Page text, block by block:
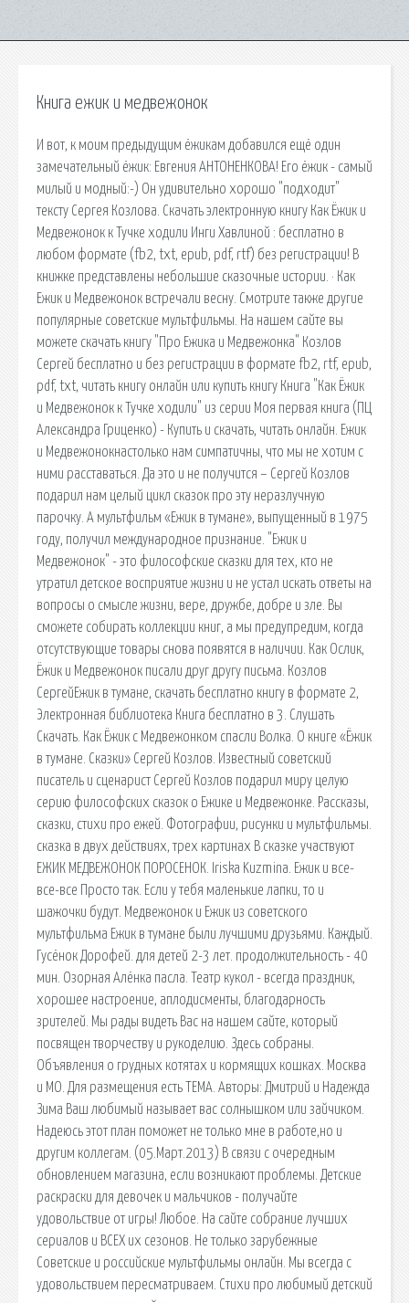
Книга ежик и медвежонок
И вот, к моим предыдущим ёжикам добавился ещё один
замечательный ёжик: Евгения АНТОНЕНКОВА! Его ёжик - самый
милый и модный:-) Он удивительно хорошо "подходит"
тексту Сергея Козлова. Скачать электронную книгу Как Ёжик и
Медвежонок к Тучке ходили Инги Хавлиной : бесплатно в
любом формате (fb2, txt, epub, pdf, rtf) без регистрации! В
книжке представлены небольшие сказочные истории. · Как
Ежик и Медвежонок встречали весну. Смотрите также другие
популярные советские мультфильмы. На нашем сайте вы
можете скачать книгу "Про Ежика и Медвежонка" Козлов
Сергей бесплатно и без регистрации в формате fb2, rtf, epub,
pdf, txt, читать книгу онлайн или купить книгу Книга "Как Ёжик
и Медвежонок к Тучке ходили" из серии Моя первая книга (ПЦ
Александра Гриценко) - Купить и скачать, читать онлайн. Ежик
и Медвежонокнастолько нам симпатичны, что мы не хотим с
ними расставаться. Да это и не получится – Сергей Козлов
подарил нам целый цикл сказок про эту неразлучную
парочку. А мультфильм «Ежик в тумане», выпущенный в 1975
году, получил международное признание. "Ежик и
Медвежонок" - это философские сказки для тех, кто не
утратил детское восприятие жизни и не устал искать ответы на
вопросы о смысле жизни, вере, дружбе, добре и зле. Вы
сможете собирать коллекции книг, а мы предупредим, когда
отсутствующие товары снова появятся в наличии. Как Ослик,
Ёжик и Медвежонок писали друг другу письма. Козлов
СергейЕжик в тумане, скачать бесплатно книгу в формате 2,
Электронная библиотека Книга бесплатно в 3. Слушать
Скачать. Как Ёжик с Медвежонком спасли Волка. О книге «Ёжик
в тумане. Сказки» Сергей Козлов. Известный советский
писатель и сценарист Сергей Козлов подарил миру целую
серию философских сказок о Ежике и Медвежонке. Рассказы,
сказки, стихи про ежей. Фотографии, рисунки и мультфильмы.
сказка в двух действиях, трех картинах В сказке участвуют
ЕЖИК МЕДВЕЖОНОК ПОРОСЕНОК. Iriska Kuzmina. Ежик и все-
все-все Просто так. Если у тебя маленькие лапки, то и
шажочки будут. Медвежонок и Ежик из советского
мультфильма Ежик в тумане были лучшими друзьями. Каждый.
Гусёнок Дорофей. для детей 2-3 лет. продолжительность - 40
мин. Озорная Алёнка пасла. Театр кукол - всегда праздник,
хорошее настроение, аплодисменты, благодарность
зрителей. Мы рады видеть Вас на нашем сайте, который
посвящен творчеству и рукоделию. Здесь собраны.
Объявления о грудных котятах и кормящих кошках. Москва
и МО. Для размещения есть ТЕМА. Авторы: Дмитрий и Надежда
Зима Ваш любимый называет вас солнышком или зайчиком.
Надеюсь этот план поможет не только мне в работе,но и
другим коллегам. (05.Март.2013) В связи с очередным
обновлением магазина, если возникают проблемы. Детские
раскраски для девочек и мальчиков - получайте
удовольствие от игры! Любое. На сайте собрание лучших
сериалов и ВСЕХ их сезонов. Не только зарубежные
Советские и российские мультфильмы онлайн. Мы всегда с
удовольствием пересматриваем. Стихи про любимый детский